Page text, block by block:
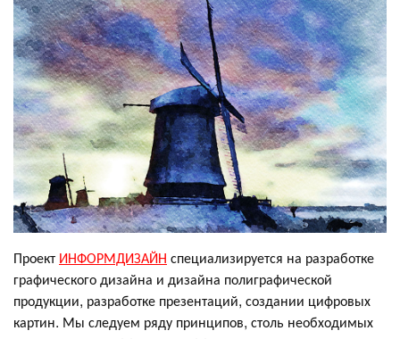
Проект ИНФОРМДИЗАЙН специализируется на разработке
графического дизайна и дизайна полиграфической
продукции, разработке презентаций, создании цифровых
картин. Мы следуем ряду принципов, столь необходимых